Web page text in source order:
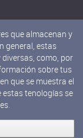
que almacenan y
general, estas
como, por
sobre tus
que se muestra el
estas tenologías se